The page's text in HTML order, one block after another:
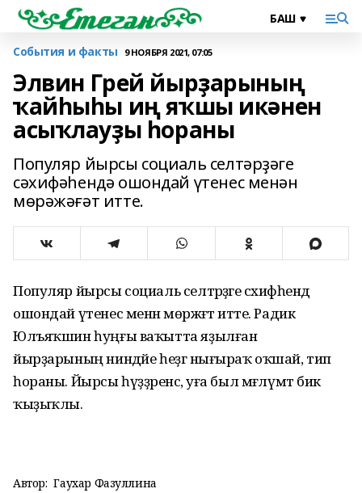
События и факты 9 НОЯБРЯ 2021, 07:05
Элвин Грей йырҙарының
ҡайһыһы иң яҡшы икәнен
асыҡлауҙы һораны
Популяр йырсы социаль селтәрҙәге
сәхифәһендә ошондай үтенес менән
мөрәжәғәт итте.
Популяр йырсы социаль селтәрҙәге сәхифәһендә
ошондай үтенес менән мөрәжәғәт итте. Радик
Юлъяҡшин һуңғы ваҡытта яҙылған
йырҙарының ниндәйе һеҙгә нығыраҡ оҡшай, тип
һораны. Йырсы һүҙҙәренсә, уға был мәғлүмәт бик
ҡыҙыҡлы.
Автор: Гаухар Фазуллина